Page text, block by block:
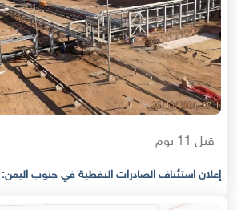
قبل 11 يوم
إعلان استئناف الصادرات النفطية في جنوب اليمن: